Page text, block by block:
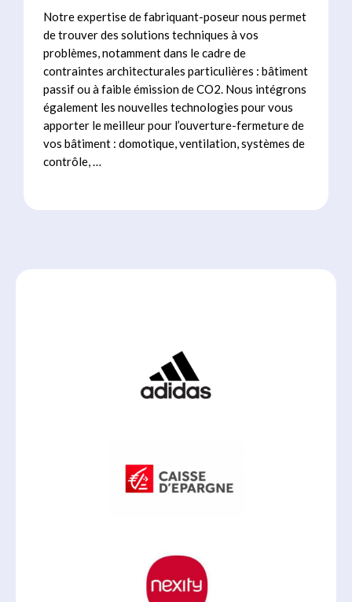
Notre expertise de fabriquant-poseur nous permet
de trouver des solutions techniques à vos
problèmes, notamment dans le cadre de
contraintes architecturales particulières : bâtiment
passif ou à faible émission de CO2. Nous intégrons
également les nouvelles technologies pour vous
apporter le meilleur pour l’ouverture-fermeture de
vos bâtiment : domotique, ventilation, systèmes de
contrôle, …